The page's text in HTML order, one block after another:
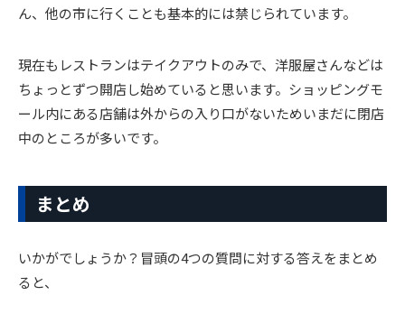
ん、他の市に行くことも基本的には禁じられています。
現在もレストランはテイクアウトのみで、洋服屋さんなどは
ちょっとずつ開店し始めていると思います。ショッピングモ
ール内にある店舗は外からの入り口がないためいまだに閉店
中のところが多いです。
まとめ
いかがでしょうか？冒頭の4つの質問に対する答えをまとめ
ると、